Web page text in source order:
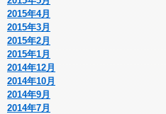
2015年4月
2015年3月
2015年2月
2015年1月
2014年12月
2014年10月
2014年9月
2014年7月